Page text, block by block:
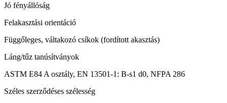
Jó fényállóság
Felakasztási orientáció
Függőleges, váltakozó csíkok (fordított akasztás)
Láng/tűz tanúsítványok
ASTM E84 A osztály, EN 13501-1: B-s1 d0, NFPA 286
Széles szerződéses szélesség